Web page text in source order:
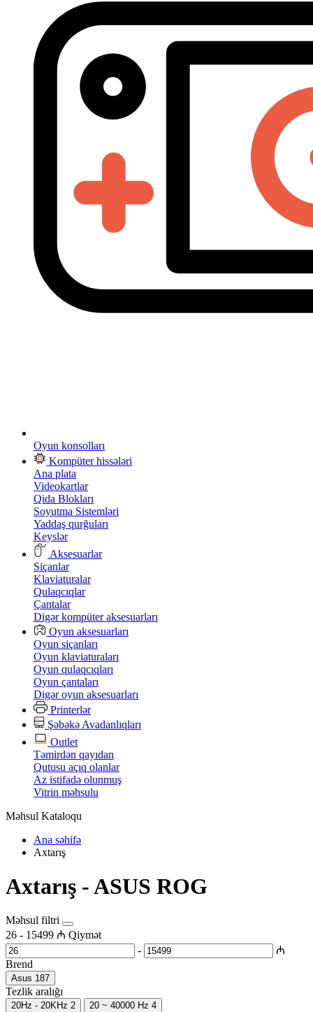
Oyun konsolları
Kompüter hissələri
Ana plata
Videokartlar
Qida Blokları
Soyutma Sistemləri
Yaddaş qurğuları
Keyslər
Aksesuarlar
Siçanlar
Klaviaturalar
Qulaqcıqlar
Çantalar
Digər kompüter aksesuarları
Oyun aksesuarları
Oyun siçanları
Oyun klaviaturaları
Oyun qulaqcıqları
Oyun çantaları
Digər oyun aksesuarları
Printerlər
Şəbəkə Avadanlıqları
Outlet
Təmirdən qayıdan
Qutusu açıq olanlar
Az istifadə olunmuş
Vitrin məhsulu
Məhsul Kataloqu
Ana səhifə
Axtarış
Axtarış - ASUS ROG
Məhsul filtri
26 - 15499 ₼ Qiymət
-
₼
Brend
Asus 187
Tezlik aralığı
20Hz - 20KHz 2 20 ~ 40000 Hz 4